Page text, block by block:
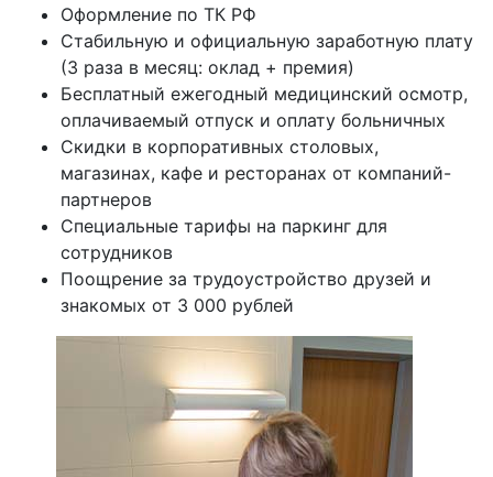
Оформление по ТК РФ
Стабильную и официальную заработную плату
(3 раза в месяц: оклад + премия)
Бесплатный ежегодный медицинский осмотр,
оплачиваемый отпуск и оплату больничных
Скидки в корпоративных столовых,
магазинах, кафе и ресторанах от компаний-
партнеров
Специальные тарифы на паркинг для
сотрудников
Поощрение за трудоустройство друзей и
знакомых от 3 000 рублей